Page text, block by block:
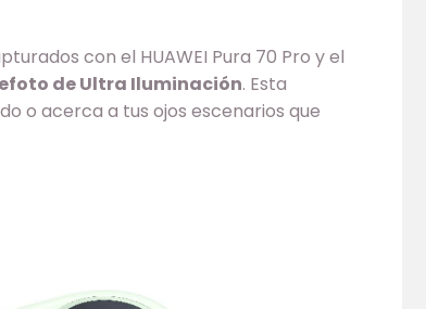
con el HUAWEI Pura 70 Pro y el
de Ultra Iluminación. Esta
o acerca a tus ojos escenarios que